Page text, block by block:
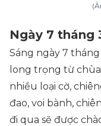
Ngày 7 tháng
Sáng ngày 7
long trọng từ
nhiều loại cờ,
đao, voi bành,
đi qua sẽ được